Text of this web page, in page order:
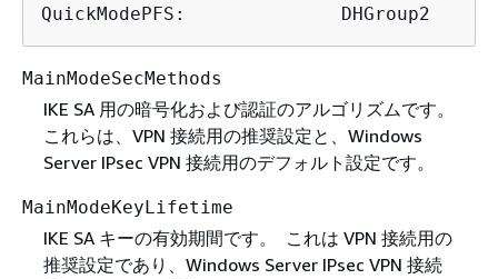
QuickModePFS:              DHGroup2
MainModeSecMethods
IKE SA 用の暗号化および認証のアルゴリズムです。
これらは、VPN 接続用の推奨設定と、Windows
Server IPsec VPN 接続用のデフォルト設定です。
MainModeKeyLifetime
IKE SA キーの有効期間です。 これは VPN 接続用の
推奨設定であり、Windows Server IPsec VPN 接続